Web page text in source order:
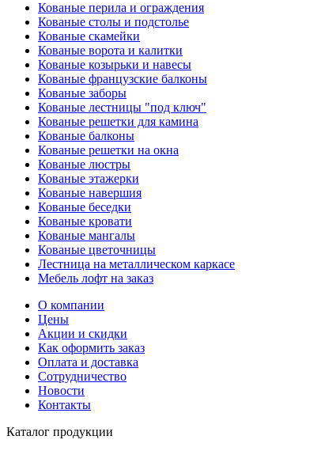
Кованые перила и ограждения
Кованые столы и подстолье
Кованые скамейки
Кованые ворота и калитки
Кованые козырьки и навесы
Кованые французские балконы
Кованые заборы
Кованые лестницы "под ключ"
Кованые решетки для камина
Кованые балконы
Кованые решетки на окна
Кованые люстры
Кованые этажерки
Кованые навершия
Кованые беседки
Кованые кровати
Кованые мангалы
Кованые цветочницы
Лестница на металлическом каркасе
Мебель лофт на заказ
О компании
Цены
Акции и скидки
Как оформить заказ
Оплата и доставка
Сотрудничество
Новости
Контакты
Каталог продукции